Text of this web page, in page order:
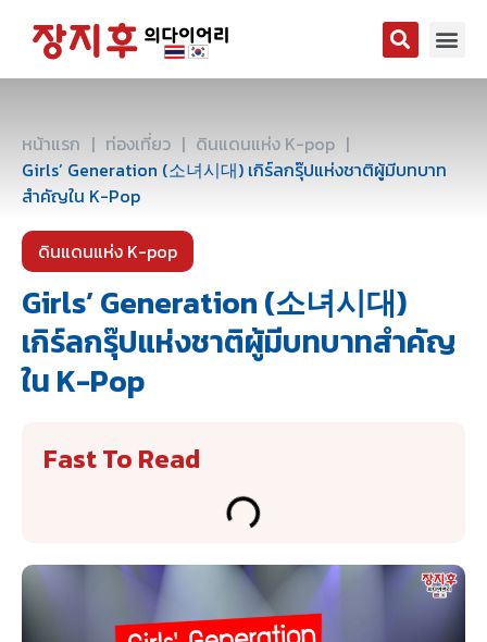
หน้าแรก | ท่องเที่ยว | ดินแดนแห่ง K-pop |
Girls’ Generation (소녀시대) เกิร์ลกรุ๊ปแห่งชาติผู้มีบทบาท
สำคัญใน K-Pop
ดินแดนแห่ง K-pop
Girls’ Generation (소녀시대)
เกิร์ลกรุ๊ปแห่งชาติผู้มีบทบาทสำคัญ
ใน K-Pop
Fast To Read